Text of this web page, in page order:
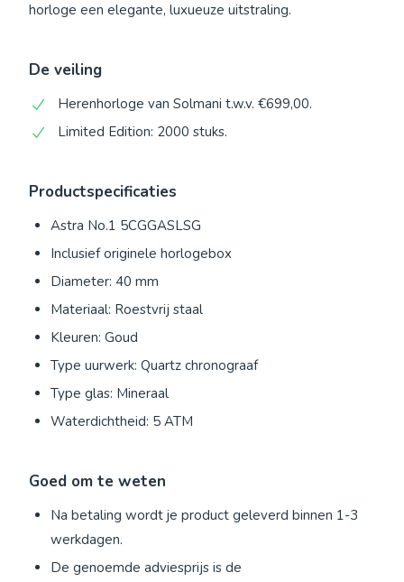
horloge een elegante, luxueuze uitstraling.
De veiling
Herenhorloge van Solmani t.w.v. €699,00.
Limited Edition: 2000 stuks.
Productspecificaties
Astra No.1 5CGGASLSG
Inclusief originele horlogebox
Diameter: 40 mm
Materiaal: Roestvrij staal
Kleuren: Goud
Type uurwerk: Quartz chronograaf
Type glas: Mineraal
Waterdichtheid: 5 ATM
Goed om te weten
Na betaling wordt je product geleverd binnen 1-3
werkdagen.
De genoemde adviesprijs is de